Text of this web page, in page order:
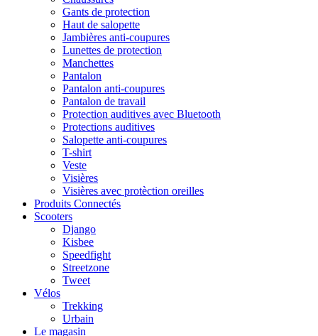
Gants de protection
Haut de salopette
Jambières anti-coupures
Lunettes de protection
Manchettes
Pantalon
Pantalon anti-coupures
Pantalon de travail
Protection auditives avec Bluetooth
Protections auditives
Salopette anti-coupures
T-shirt
Veste
Visières
Visières avec protèction oreilles
Produits Connectés
Scooters
Django
Kisbee
Speedfight
Streetzone
Tweet
Vélos
Trekking
Urbain
Le magasin